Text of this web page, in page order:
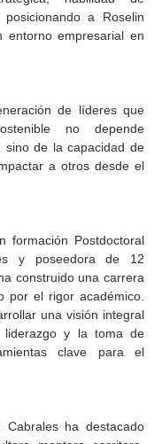
a Roselin
empresarial en
de líderes que
no depende
sino de la capacidad de
a otros desde el
formación Postdoctoral
y poseedora de 12
construido una carrera
por el rigor académico.
una visión integral
liderazgo y la toma de
clave para el
ha destacado